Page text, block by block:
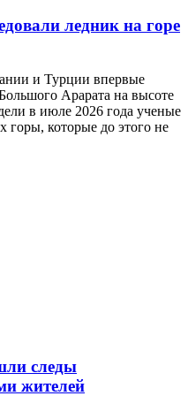
ледник на горе
и Турции впервые
Арарата на высоте
в июле 2026 года ученые
горы, которые до этого не
следы
жителей